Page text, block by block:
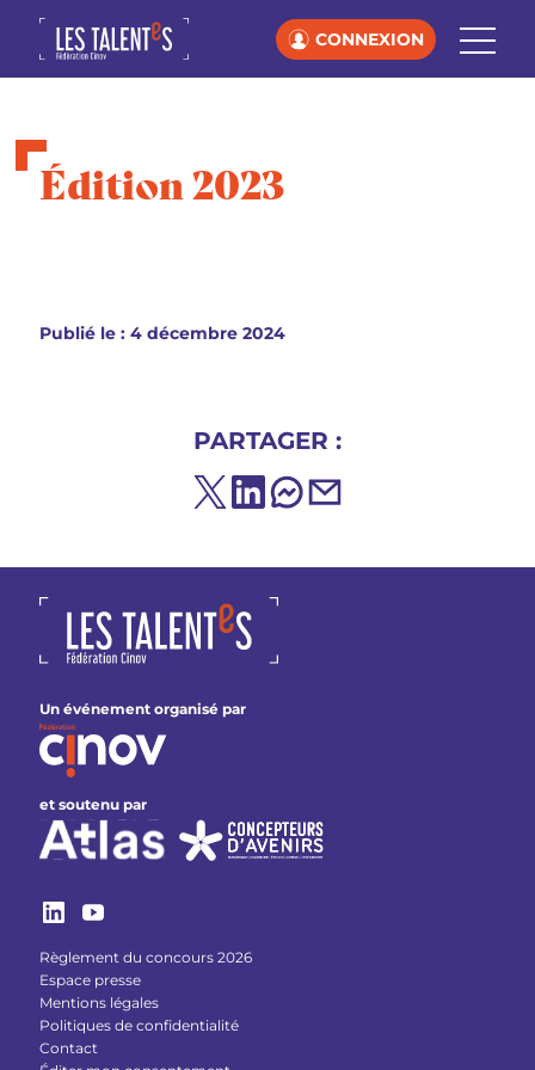
CONNEXION
Édition 2023
Publié le : 4 décembre 2024
PARTAGER :
Un événement organisé par
et soutenu par
Règlement du concours 2026
Espace presse
Mentions légales
Politiques de confidentialité
Contact